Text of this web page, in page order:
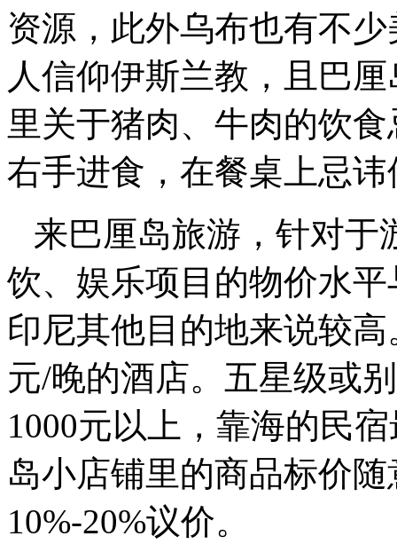
资源，此外乌布也有不
人信仰伊斯兰教，且巴
里关于猪肉、牛肉的饮
右手进食，在餐桌上忌
来巴厘岛旅游，针对于
饮、娱乐项目的物价水
印尼其他目的地来说较
元/晚的酒店。五星级或
1000元以上，靠海的民
岛小店铺里的商品标价
10%-20%议价。